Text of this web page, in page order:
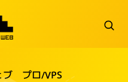
ブ プロ/VPS